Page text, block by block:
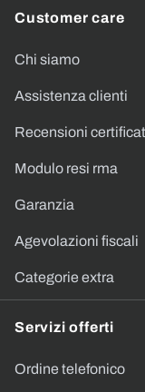
Customer care
Chi siamo
Assistenza clienti
Recensioni
Modulo resi rma
Garanzia
Agevolazioni fiscali
Categorie extra
Servizi offerti
Ordine telefonico